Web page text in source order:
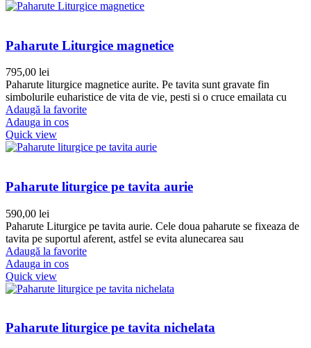
Paharute Liturgice magnetice
795,00 lei
Paharute liturgice magnetice aurite. Pe tavita sunt gravate fin
simbolurile euharistice de vita de vie, pesti si o cruce emailata cu
Adaugă la favorite
Adauga in cos
Quick view
Paharute liturgice pe tavita aurie
590,00 lei
Paharute Liturgice pe tavita aurie. Cele doua paharute se fixeaza de
tavita pe suportul aferent, astfel se evita alunecarea sau
Adaugă la favorite
Adauga in cos
Quick view
Paharute liturgice pe tavita nichelata